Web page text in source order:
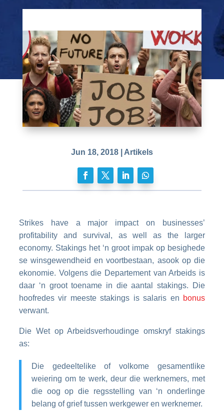
Jun 18, 2018| Artikels
Strikes have a major impact on businesses’
profitability and survival, as well as the larger
economy. Stakings het ‘n groot impak op besighede
se winsgewendheid en voortbestaan, asook op die
ekonomie. Volgens die Departement van Arbeids is
daar ‘n groot toename in die aantal stakings.
Die
hoofredes vir meeste stakings is salaris en bonus
verwant.
Die Wet op Arbeidsverhoudinge omskryf stakings
as:
Die gedeeltelike of volkome gesamentlike
weiering om te werk, deur die werknemers, met
die oog op die regsstelling van ‘n onderlinge
belang of grief tussen werkgewer en werknemer.